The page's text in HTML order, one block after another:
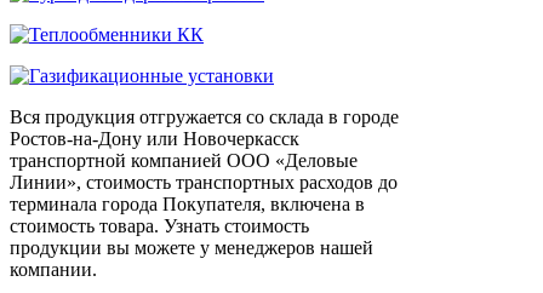
Вся продукция отгружается со склада в городе
Ростов-на-Дону или Новочеркасск
транспортной компанией ООО «Деловые
Линии», стоимость транспортных расходов до
терминала города Покупателя, включена в
стоимость товара. Узнать стоимость
продукции вы можете у менеджеров нашей
компании.